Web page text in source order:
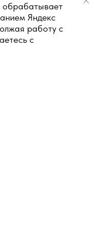
обрабатывает
Яндекс
работу с
с